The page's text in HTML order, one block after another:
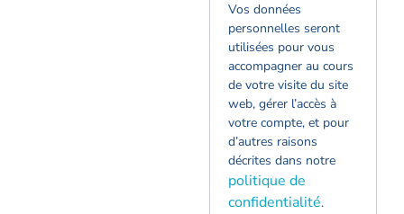
Vos données
personnelles seront
utilisées pour vous
accompagner au cours
de votre visite du site
web, gérer l’accès à
votre compte, et pour
d’autres raisons
décrites dans notre
politique de
confidentialité.